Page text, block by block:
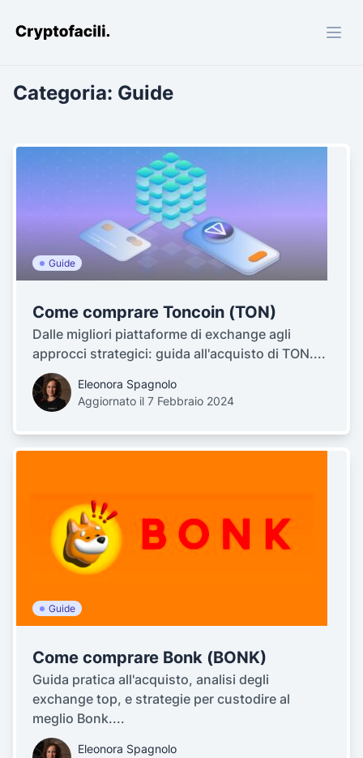
Cryptofacili.com
Categoria: Guide
Guide
Come comprare Toncoin (TON)
Dalle migliori piattaforme di exchange agli
approcci strategici: guida all'acquisto di TON....
Eleonora Spagnolo
Aggiornato il 7 Febbraio 2024
Guide
Come comprare Bonk (BONK)
Guida pratica all'acquisto, analisi degli
exchange top, e strategie per custodire al
meglio Bonk....
Eleonora Spagnolo